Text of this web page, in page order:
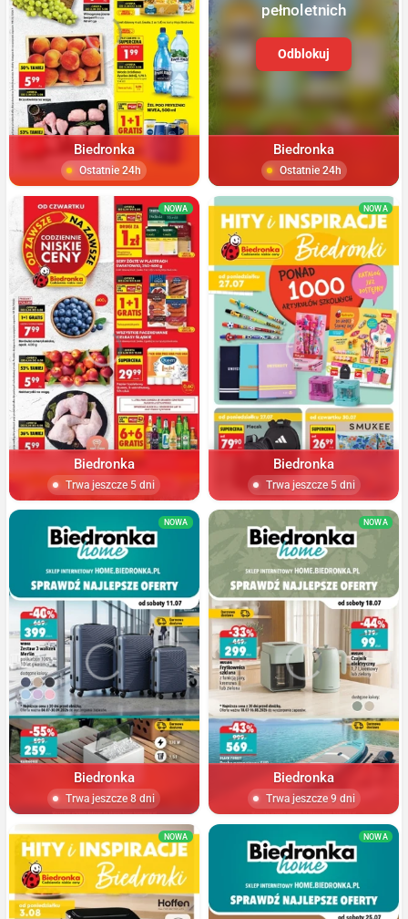
Biedronka
Ostatnie 24h
pełnoletnich
Odblokuj
Biedronka
Ostatnie 24h
NOWA
Biedronka
Trwa jeszcze 5 dni
NOWA
Biedronka
Trwa jeszcze 5 dni
NOWA
Biedronka
Trwa jeszcze 8 dni
NOWA
Biedronka
Trwa jeszcze 9 dni
NOWA NOWA